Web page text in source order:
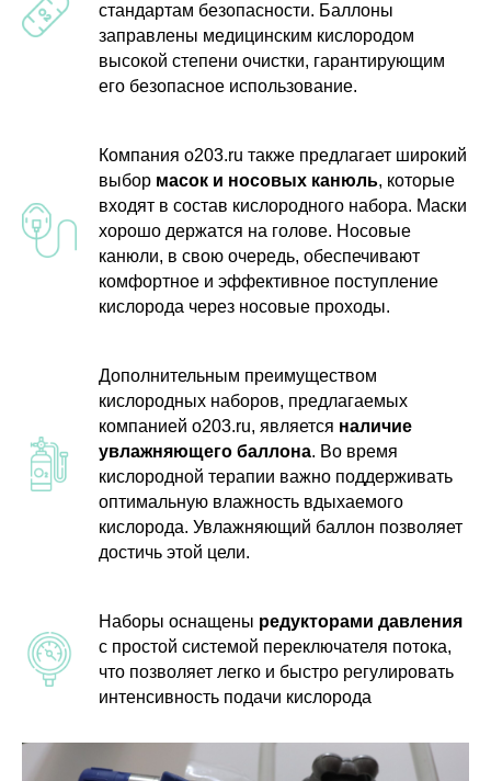
стандартам безопасности. Баллоны
заправлены медицинским кислородом
высокой степени очистки, гарантирующим
его безопасное использование.
Компания o203.ru также предлагает широкий
выбор масок и носовых канюль, которые
входят в состав кислородного набора. Маски
хорошо держатся на голове. Носовые
канюли, в свою очередь, обеспечивают
комфортное и эффективное поступление
кислорода через носовые проходы.
Дополнительным преимуществом
кислородных наборов, предлагаемых
компанией o203.ru, является наличие
увлажняющего баллона. Во время
кислородной терапии важно поддерживать
оптимальную влажность вдыхаемого
кислорода. Увлажняющий баллон позволяет
достичь этой цели.
Наборы оснащены редукторами давления
с простой системой переключателя потока,
что позволяет легко и быстро регулировать
интенсивность подачи кислорода